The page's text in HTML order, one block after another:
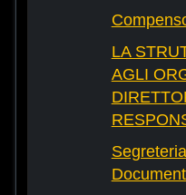
LA
AGLI